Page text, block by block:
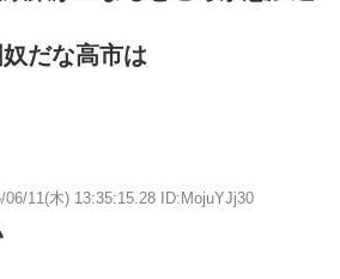
だな高市は
06/11(木) 13:35:15.28 ID:MojuYJj30